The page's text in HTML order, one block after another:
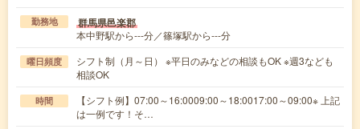
勤務地 群馬県邑楽郡
本中野駅から---分／篠塚駅から---分
曜日頻度
シフト制（月～日） ※平日のみなどの相談もOK ※週3なども
相談OK
時間
【シフト例】07:00～16:0009:00～18:0017:00～09:00※ 上記
は一例です！そ…